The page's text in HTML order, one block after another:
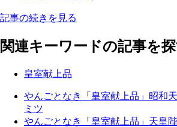
記事の続きを見る
関連キーワードの記事を
皇室献上品
やんごとなき「皇室献上品」昭和
ミツ
やんごとなき「皇室献上品」天皇